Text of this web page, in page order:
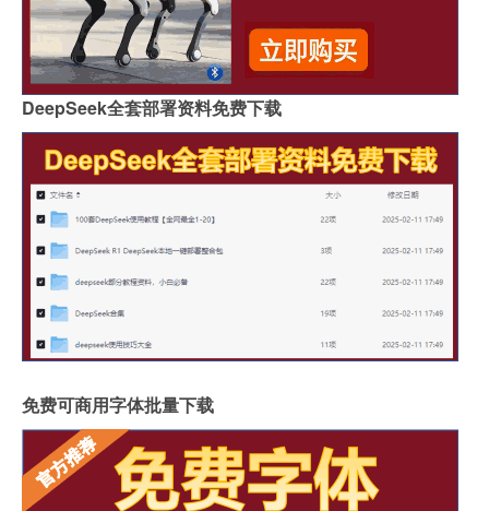
DeepSeek全套部署资料免费下载
免费可商用字体批量下载